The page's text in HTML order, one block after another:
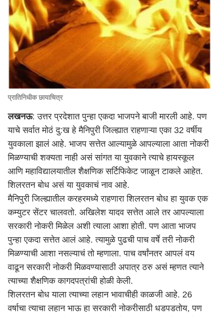
प्रातिनिधीक छायाचित्र
लखनऊ: उत्तर प्रदेशात पुन्हा एकदा भाजपने बाजी मारली आहे. पण
याचे सर्वात मोठं दु:ख हे मैनिपुरी जिल्ह्यात राहणाऱ्या एका 32 वर्षीय
युवकाला झालं आहे. भाजप सत्तेत आल्यामुळे आपल्याला आता नोकरी
मिळण्याची शक्यता नाही असं सांगत या युवकाने त्याचे हायस्कूल
आणि महाविद्यालयातील शैक्षणिक सर्टिफिकेट जाळून टाकले आहेत.
शिलरतन बोध असं या युवकाचं नाव आहे.
मैनिपुरी जिल्ह्यातील करहरमध्ये राहणारा शिलरतन बोध हा युवक एक
कम्युटर सेंटर चालवतो. अखिलेश यादव सत्तेत आले तर आपल्याला
सरकारी नोकरी मिळेल अशी त्याला आशा होती. पण आता भाजप
पुन्हा एकदा सत्तेत आलं आहे. त्यामुळे पुढची पाच वर्षे तरी नोकरी
मिळण्याची आशा नसल्याचं तो म्हणाला. पाच वर्षांनतर आपलं वय
वाढून सरकारी नोकरी मिळवण्यासाठी अपात्र ठरु असं म्हणत त्याने
त्याच्या शैक्षणिक कागदपत्रांची होळी केली.
शिलरतन बोध याला त्याच्या लहान भावाचीही काळजी आहे. 26
वर्षाचा त्याचा लहान भाऊ हा सरकारी नोकरीसाठी धडपडतोय, पण